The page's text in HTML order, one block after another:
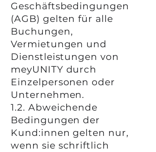
Geschäftsbedingungen
(AGB) gelten für alle
Buchungen,
Vermietungen und
Dienstleistungen von
meyUNITY durch
Einzelpersonen oder
Unternehmen.
1.2. Abweichende
Bedingungen der
Kund:innen gelten nur,
wenn sie schriftlich